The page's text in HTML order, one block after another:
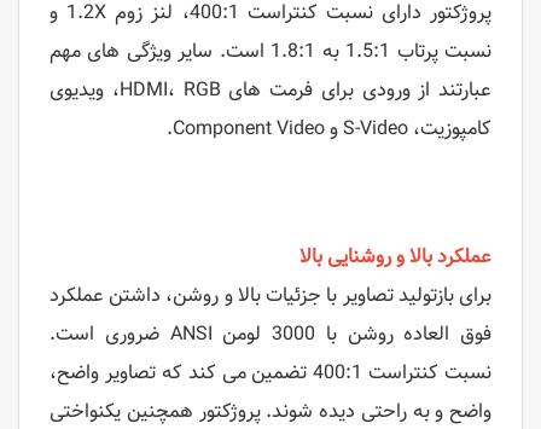
پروژکتور دارای نسبت کنتراست 400:1، لنز زوم 1.2X و
نسبت پرتاب 1.5:1 به 1.8:1 است. سایر ویژگی های مهم
عبارتند از ورودی برای فرمت های HDMI، RGB، ویدیوی
کامپوزیت، S-Video و Component Video.
عملکرد بالا و روشنایی بالا
برای بازتولید تصاویر با جزئیات بالا و روشن، داشتن عملکرد
فوق العاده روشن با 3000 لومن ANSI ضروری است.
نسبت کنتراست 400:1 تضمین می کند که تصاویر واضح،
واضح و به راحتی دیده شوند. پروژکتور همچنین یکنواختی